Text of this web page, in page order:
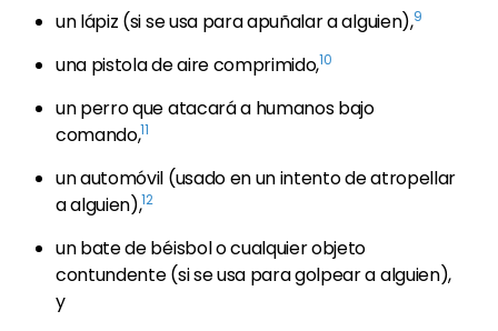
un lápiz (si se usa para apuñalar a alguien),9
una pistola de aire comprimido,10
un perro que atacará a humanos bajo
comando,11
un automóvil (usado en un intento de atropellar
a alguien),12
un bate de béisbol o cualquier objeto
contundente (si se usa para golpear a alguien),
y